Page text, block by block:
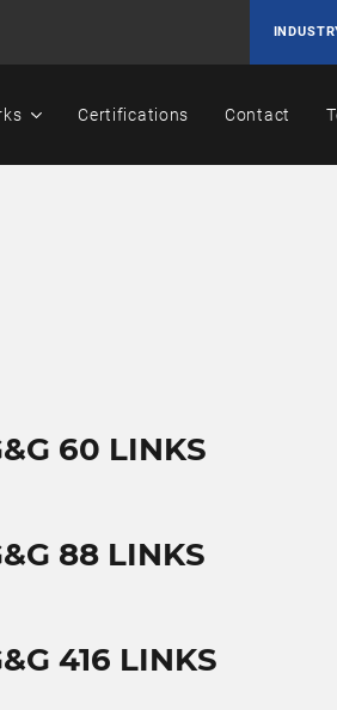
Certifications Contact
60 LINKS
88 LINKS
416 LINKS